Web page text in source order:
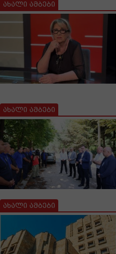
ახალი ამბები
ახალი ამბები
ახალი ამბები